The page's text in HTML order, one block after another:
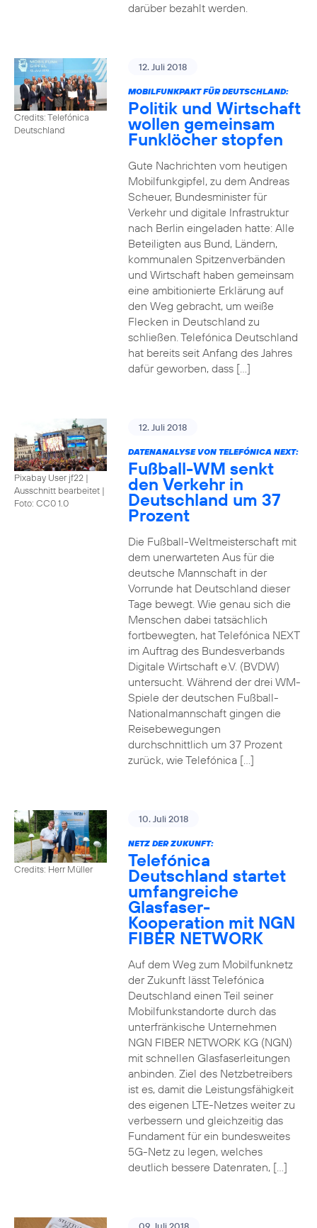
darüber bezahlt werden.
Credits: Telefónica
Deutschland
12. Juli 2018
MOBILFUNKPAKT FÜR DEUTSCHLAND:
Politik und Wirtschaft
wollen gemeinsam
Funklöcher stopfen
Gute Nachrichten vom heutigen
Mobilfunkgipfel, zu dem Andreas
Scheuer, Bundesminister für
Verkehr und digitale Infrastruktur
nach Berlin eingeladen hatte: Alle
Beteiligten aus Bund, Ländern,
kommunalen Spitzenverbänden
und Wirtschaft haben gemeinsam
eine ambitionierte Erklärung auf
den Weg gebracht, um weiße
Flecken in Deutschland zu
schließen. Telefónica Deutschland
hat bereits seit Anfang des Jahres
dafür geworben, dass […]
Pixabay User jf22 |
Ausschnitt bearbeitet |
Foto: CC0 1.0
12. Juli 2018
DATENANALYSE VON TELEFÓNICA NEXT:
Fußball-WM senkt
den Verkehr in
Deutschland um 37
Prozent
Die Fußball-Weltmeisterschaft mit
dem unerwarteten Aus für die
deutsche Mannschaft in der
Vorrunde hat Deutschland dieser
Tage bewegt. Wie genau sich die
Menschen dabei tatsächlich
fortbewegten, hat Telefónica NEXT
im Auftrag des Bundesverbands
Digitale Wirtschaft e.V. (BVDW)
untersucht. Während der drei WM-
Spiele der deutschen Fußball-
Nationalmannschaft gingen die
Reisebewegungen
durchschnittlich um 37 Prozent
zurück, wie Telefónica […]
Credits: Herr Müller
10. Juli 2018
NETZ DER ZUKUNFT:
Telefónica
Deutschland startet
umfangreiche
Glasfaser-
Kooperation mit NGN
FIBER NETWORK
Auf dem Weg zum Mobilfunknetz
der Zukunft lässt Telefónica
Deutschland einen Teil seiner
Mobilfunkstandorte durch das
unterfränkische Unternehmen
NGN FIBER NETWORK KG (NGN)
mit schnellen Glasfaserleitungen
anbinden. Ziel des Netzbetreibers
ist es, damit die Leistungsfähigkeit
des eigenen LTE-Netzes weiter zu
verbessern und gleichzeitig das
Fundament für ein bundesweites
5G-Netz zu legen, welches
deutlich bessere Datenraten, […]